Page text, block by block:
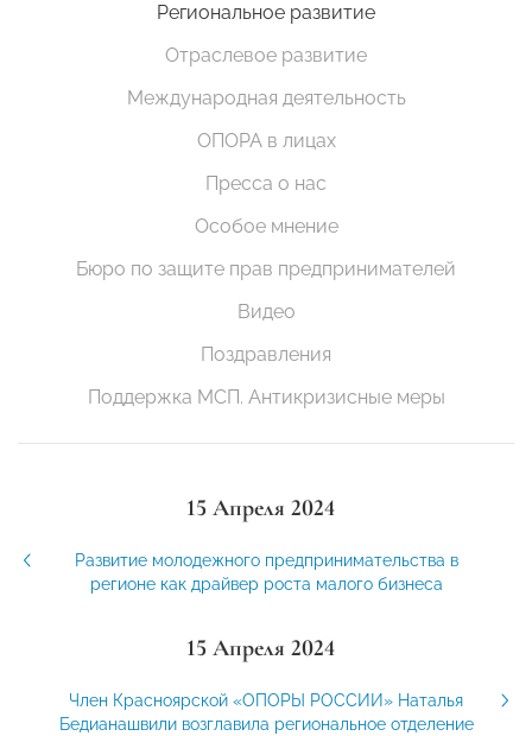
Региональное развитие
Отраслевое развитие
Международная деятельность
ОПОРА в лицах
Пресса о нас
Особое мнение
Бюро по защите прав предпринимателей
Видео
Поздравления
Поддержка МСП. Антикризисные меры
15 Апреля 2024
Развитие молодежного предпринимательства в
регионе как драйвер роста малого бизнеса
15 Апреля 2024
Член Красноярской «ОПОРЫ РОССИИ» Наталья
Бедианашвили возглавила региональное отделение